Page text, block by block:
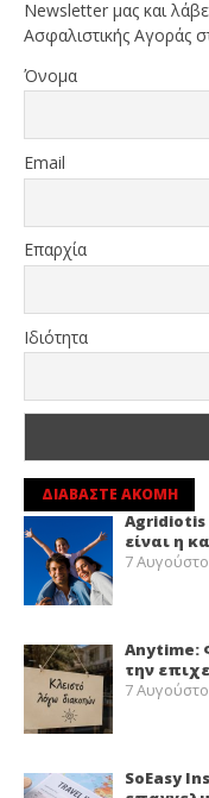
Newsletter μας και
Ασφαλιστικής Αγοράς
Όνομα
Email
Επαρχία
Ιδιότητα
ΔΙΑΒΑΣΤΕ ΑΚΟΜΗ
Agridiotis
είναι η
7
Anytime:
την
7
SoEasy